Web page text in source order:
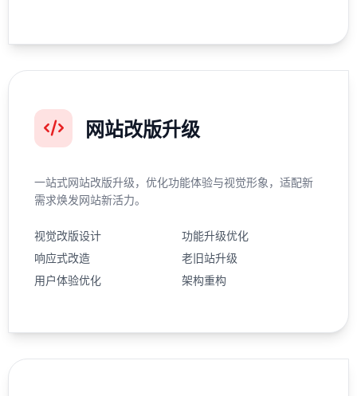
网站改版升级
一站式网站改版升级，优化功能体验与视觉形象，适配新
需求焕发网站新活力。
视觉改版设计
功能升级优化
响应式改造
老旧站升级
用户体验优化
架构重构